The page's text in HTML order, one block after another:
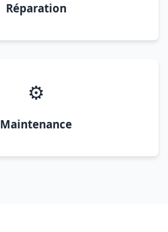
Réparation
⚙️
Maintenance